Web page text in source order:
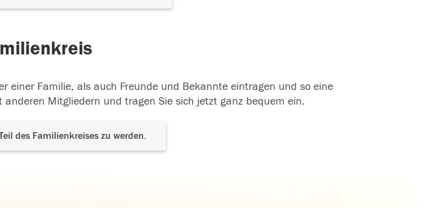
einer Familie, als auch Freunde und Bekannte eintragen und so eine
Mitgliedern und tragen Sie sich jetzt ganz bequem ein.
des Familienkreises zu werden.